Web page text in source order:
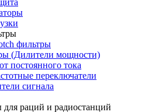
фильтры
(Дилители мощности)
постоянного тока
переключатели
сигнала